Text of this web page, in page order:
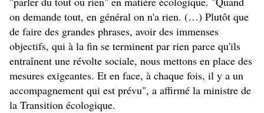
on demande tout, en général on n'a rien. (…) Plutôt que
de faire des grandes phrases, avoir des immenses
objectifs, qui à la fin se terminent par rien parce qu'ils
entraînent une révolte sociale, nous mettons en place des
mesures exigeantes. Et en face, à chaque fois, il y a un
accompagnement qui est prévu", a affirmé la ministre de
la Transition écologique.